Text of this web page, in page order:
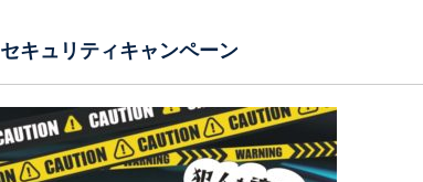
セキュリティキャンペーン